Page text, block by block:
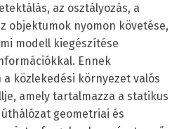
az osztályozás, a
objektumok nyomon követése,
modell kiegészítése
Ennek
közlekedési környezet valós
amely tartalmazza a statikus
geometriai és